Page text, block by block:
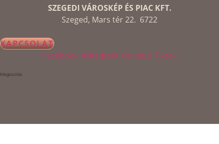
SZEGEDI VÁROSKÉP ÉS PIAC KFT.
Szeged, Mars tér 22. 6722
KAPCSOLAT
Facebook Instagram Youtube Tiktok
Megosztás